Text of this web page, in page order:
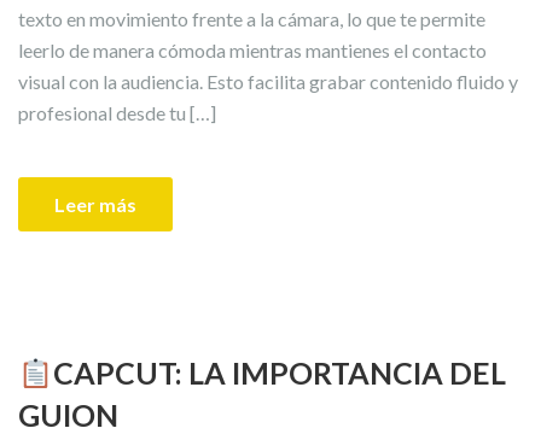
texto en movimiento frente a la cámara, lo que te permite
leerlo de manera cómoda mientras mantienes el contacto
visual con la audiencia. Esto facilita grabar contenido fluido y
profesional desde tu […]
Leer más
CAPCUT: LA IMPORTANCIA DEL
GUION